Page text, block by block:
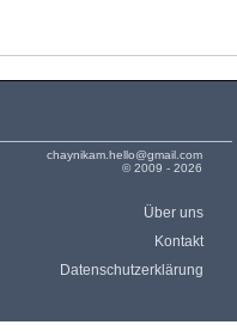
chaynikam.hello@gmail.com
© 2009 - 2026
Über uns
Kontakt
Datenschutzerklärung